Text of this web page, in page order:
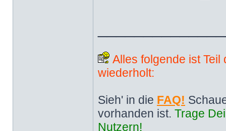
Alles folgende ist
wiederholt:
Sieh' in die FAQ!
vorhanden ist. Trage
Nutzern!